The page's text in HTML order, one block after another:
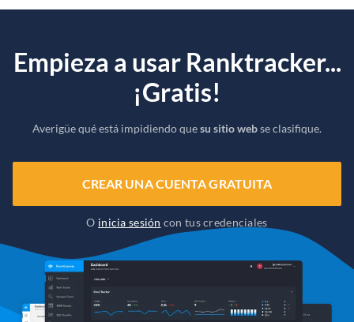
Empieza a usar Ranktracker...
¡Gratis!
Averigüe qué está impidiendo quesu sitio webse clasifique.
CREAR UNA CUENTA GRATUITA
O inicia sesión con tus credenciales